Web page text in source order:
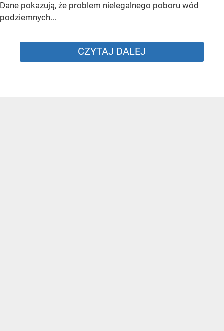
Dane pokazują, że problem nielegalnego poboru wód
podziemnych...
CZYTAJ DALEJ